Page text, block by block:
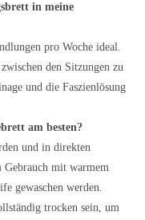
in meine
pro Woche ideal.
den Sitzungen zu
und die Faszienlösung
am besten?
und in direkten
Gebrauch mit warmem
gewaschen werden.
trocken sein, um